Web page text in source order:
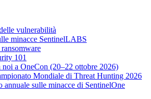
vulnerabilità
minacce SentinelLABS
101
a OneCon (20–22 ottobre 2026)
Mondiale di Threat Hunting 2026
annuale sulle minacce di SentinelOne